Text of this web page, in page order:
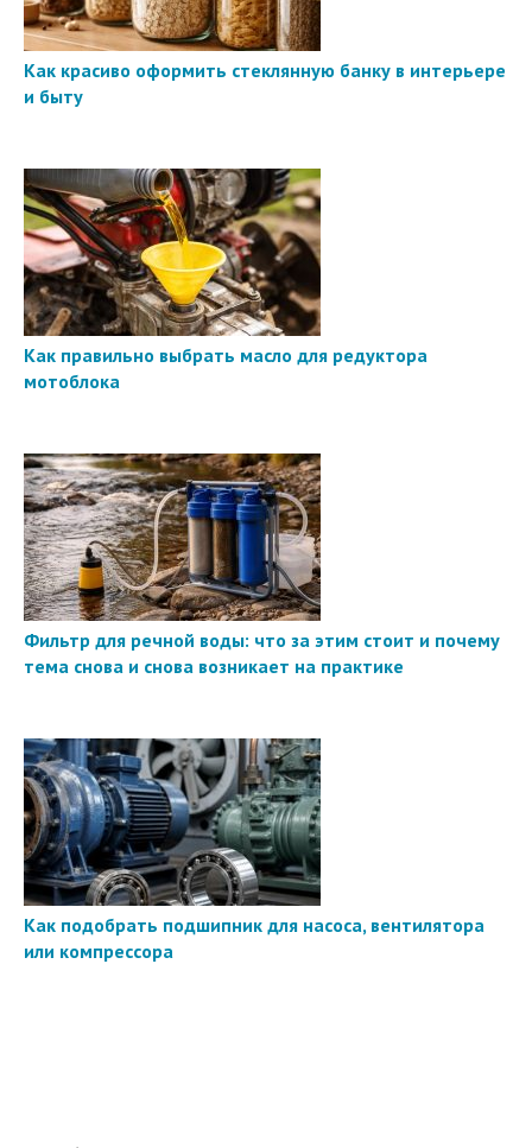
Как красиво оформить стеклянную банку в интерьере
и быту
Как правильно выбрать масло для редуктора
мотоблока
Фильтр для речной воды: что за этим стоит и почему
тема снова и снова возникает на практике
Как подобрать подшипник для насоса, вентилятора
или компрессора